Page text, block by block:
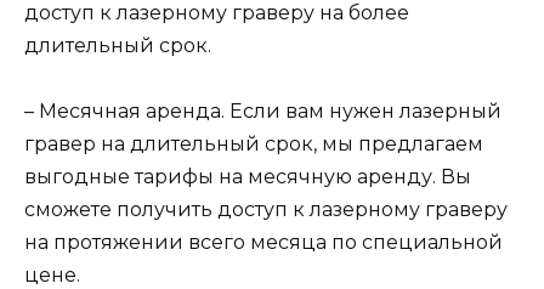
доступ к лазерному граверу на более
длительный срок.
– Месячная аренда. Если вам нужен лазерный
гравер на длительный срок, мы предлагаем
выгодные тарифы на месячную аренду. Вы
сможете получить доступ к лазерному граверу
на протяжении всего месяца по специальной
цене.